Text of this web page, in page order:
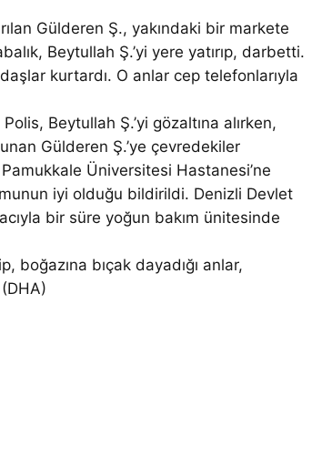
Gülderen Ş., yakındaki bir markete
Beytullah Ş.’yi yere yatırıp, darbetti.
kurtardı. O anlar cep telefonlarıyla
Beytullah Ş.’yi gözaltına alırken,
Gülderen Ş.’ye çevredekiler
Üniversitesi Hastanesi’ne
iyi olduğu bildirildi. Denizli Devlet
bir süre yoğun bakım ünitesinde
boğazına bıçak dayadığı anlar,